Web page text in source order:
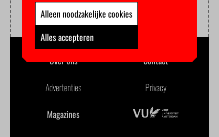
Over ons Contact
Advertenties Privacy
Magazines
Alleen noodzakelijke cookies
Alles accepteren